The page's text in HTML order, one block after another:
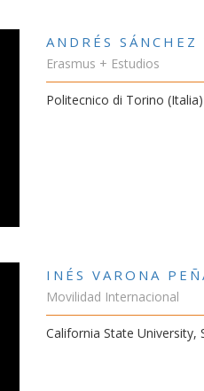
ANDRÉS SÁNCHEZ
Erasmus + Estudios
Politecnico di Torino (Italia)
INÉS VARONA
Movilidad Internacional
California State University,